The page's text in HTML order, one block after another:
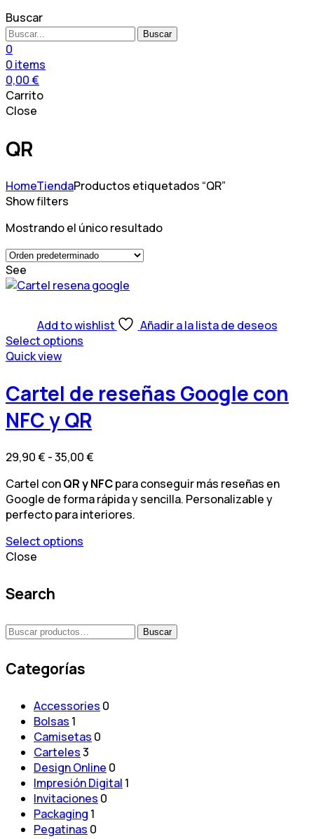
Buscar
Buscar
0
0 items
0,00€
Carrito
Close
QR
HomeTiendaProductos etiquetados “QR”
Show filters
Mostrando el único resultado
See
Add to wishlist
Añadir a la lista de deseos
Select options
Este
tiene
múltiples
variantes.
Las
se
pueden
elegir
en
la
página
de
Quick view
Cartel de reseñas Google con
NFC y QR
29,90€ -35,00€
precios:
desde
29,90 €
Cartel conQR y NFCpara conseguir más reseñas en
Google de forma rápida y sencilla. Personalizable y
perfecto para interiores.
Select options
Este
tiene
múltiples
Las
se
pueden
página
producto
Close
Search
Buscar
Buscar
Categorías
Accessories 0
Bolsas 1
Camisetas 0
Carteles3
Design Online 0
Impresión Digital 1
Invitaciones 0
Packaging 1
Pegatinas 0